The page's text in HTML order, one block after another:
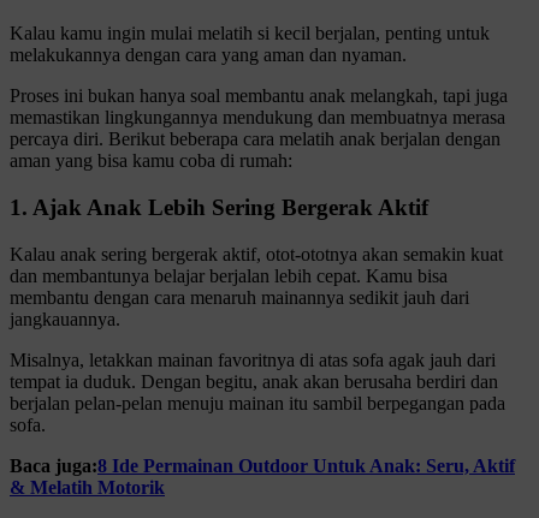
Kalau kamu ingin mulai melatih si kecil berjalan, penting untuk
melakukannya dengan cara yang aman dan nyaman.
Proses ini bukan hanya soal membantu anak melangkah, tapi juga
memastikan lingkungannya mendukung dan membuatnya merasa
percaya diri. Berikut beberapa cara melatih anak berjalan dengan
aman yang bisa kamu coba di rumah:
1. Ajak Anak Lebih Sering Bergerak Aktif
Kalau anak sering bergerak aktif, otot-ototnya akan semakin kuat
dan membantunya belajar berjalan lebih cepat. Kamu bisa
membantu dengan cara menaruh mainannya sedikit jauh dari
jangkauannya.
Misalnya, letakkan mainan favoritnya di atas sofa agak jauh dari
tempat ia duduk. Dengan begitu, anak akan berusaha berdiri dan
berjalan pelan-pelan menuju mainan itu sambil berpegangan pada
sofa.
Baca juga:8 Ide Permainan Outdoor Untuk Anak: Seru, Aktif
& Melatih Motorik